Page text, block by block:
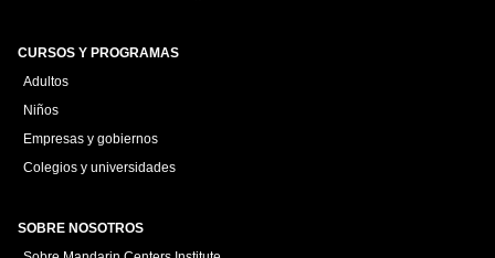
CURSOS Y PROGRAMAS
Adultos
Niños
Empresas y gobiernos
Colegios y universidades
SOBRE NOSOTROS